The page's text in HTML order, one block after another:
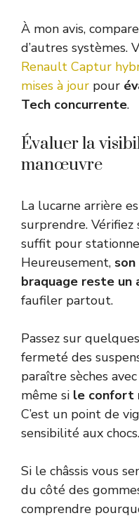
À mon avis,
d’autres systèmes.
Renault Captur
mises à jour pour
Tech concurrente.
Évaluer la
manœuvre
La lucarne arrière
surprendre. Vérifiez
suffit pour
Heureusement,
braquage reste un
faufiler partout.
Passez sur
fermeté des
paraître sèches
même si le confort
C’est un point de
sensibilité aux chocs.
Si le châssis vous
du côté des
comprendre